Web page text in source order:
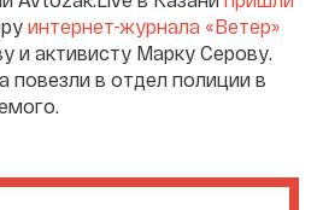
интернет-журнала «Ветер»
и активисту Марку Серову.
повезли в отдел полиции в